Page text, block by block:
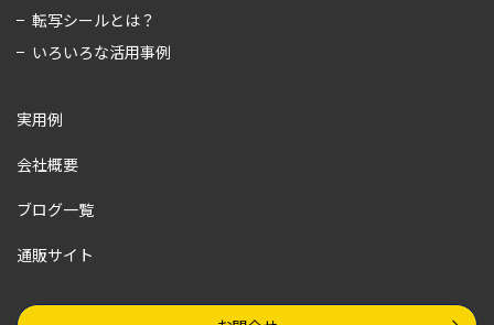
転写シールとは？
いろいろな活用事例
実用例
会社概要
ブログ一覧
通販サイト